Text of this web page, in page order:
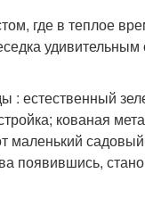
где в теплое
: естественный
кованая
появившись,